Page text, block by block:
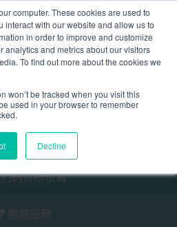
computer. These cookies are used to
interact with our website and allow us to
in order to improve and customize
analytics and metrics about our visitors
To find out more about the cookies we
won’t be tracked when you visit this
used in your browser to remember
Decline
預約
的診所位置
醫療服務